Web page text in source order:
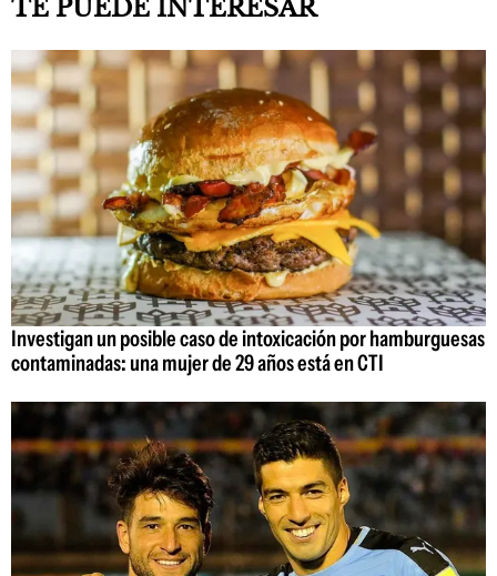
TE PUEDE INTERESAR
Investigan un posible caso de intoxicación por hamburguesas
contaminadas: una mujer de 29 años está en CTI